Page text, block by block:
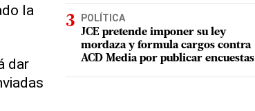
la
dar
POLÍTICA
JCE pretende imponer su ley
mordaza y formula cargos contra
ACD Media por publicar encuestas